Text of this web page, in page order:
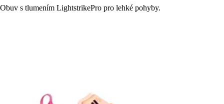
Obuv s tlumením LightstrikePro pro lehké pohyby.